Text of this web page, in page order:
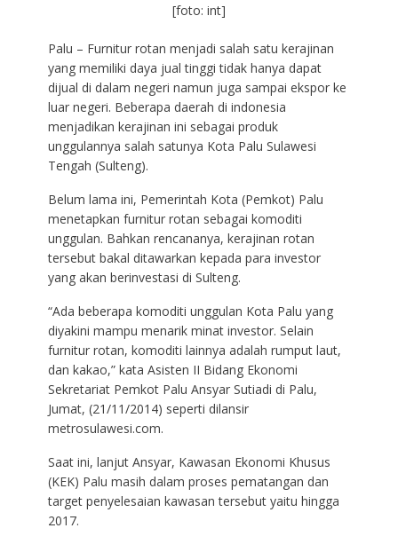
[foto: int]
Palu – Furnitur rotan menjadi salah satu kerajinan
yang memiliki daya jual tinggi tidak hanya dapat
dijual di dalam negeri namun juga sampai ekspor ke
luar negeri. Beberapa daerah di indonesia
menjadikan kerajinan ini sebagai produk
unggulannya salah satunya Kota Palu Sulawesi
Tengah (Sulteng).
Belum lama ini, Pemerintah Kota (Pemkot) Palu
menetapkan furnitur rotan sebagai komoditi
unggulan. Bahkan rencananya, kerajinan rotan
tersebut bakal ditawarkan kepada para investor
yang akan berinvestasi di Sulteng.
“Ada beberapa komoditi unggulan Kota Palu yang
diyakini mampu menarik minat investor. Selain
furnitur rotan, komoditi lainnya adalah rumput laut,
dan kakao,” kata Asisten II Bidang Ekonomi
Sekretariat Pemkot Palu Ansyar Sutiadi di Palu,
Jumat, (21/11/2014) seperti dilansir
metrosulawesi.com.
Saat ini, lanjut Ansyar, Kawasan Ekonomi Khusus
(KEK) Palu masih dalam proses pematangan dan
target penyelesaian kawasan tersebut yaitu hingga
2017.